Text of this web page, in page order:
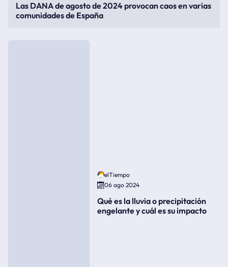
Las DANA de agosto de 2024 provocan caos en varias
comunidades de España
elTiempo
06 ago 2024
Qué es la lluvia o precipitación
engelante y cuál es su impacto